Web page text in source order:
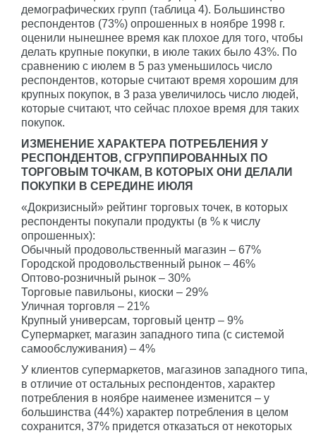
демографических групп (таблица 4). Большинство
респондентов (73%) опрошенных в ноябре 1998 г.
оценили нынешнее время как плохое для того, чтобы
делать крупные покупки, в июле таких было 43%. По
сравнению с июлем в 5 раз уменьшилось число
респондентов, которые считают время хорошим для
крупных покупок, в 3 раза увеличилось число людей,
которые считают, что сейчас плохое время для таких
покупок.
ИЗМЕНЕНИЕ ХАРАКТЕРА ПОТРЕБЛЕНИЯ У
РЕСПОНДЕНТОВ, СГРУППИРОВАННЫХ ПО
ТОРГОВЫМ ТОЧКАМ, В КОТОРЫХ ОНИ ДЕЛАЛИ
ПОКУПКИ В СЕРЕДИНЕ ИЮЛЯ
«Докризисный» рейтинг торговых точек, в которых
респонденты покупали продукты (в % к числу
опрошенных):
Обычный продовольственный магазин – 67%
Городской продовольственный рынок – 46%
Оптово-розничный рынок – 30%
Торговые павильоны, киоски – 29%
Уличная торговля – 21%
Крупный универсам, торговый центр – 9%
Супермаркет, магазин западного типа (с системой
самообслуживания) – 4%
У клиентов супермаркетов, магазинов западного типа,
в отличие от остальных респондентов, характер
потребления в ноябре наименее изменится – у
большинства (44%) характер потребления в целом
сохранится, 37% придется отказаться от некоторых